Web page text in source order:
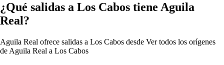
¿Qué salidas a Los Cabos tiene Aguila
Real?
Aguila Real ofrece salidas a Los Cabos desde Ver todos los orígenes
de Aguila Real a Los Cabos